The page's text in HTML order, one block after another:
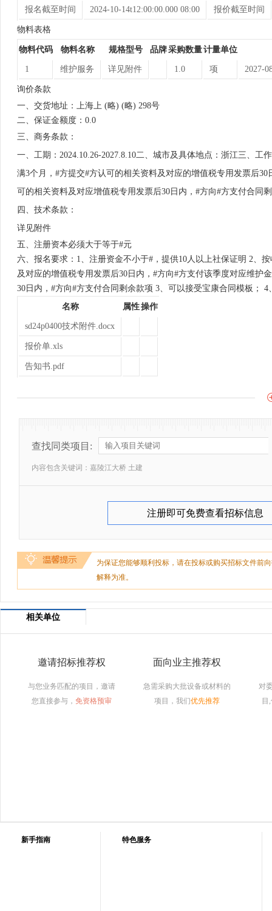
报名截至时间 2024-10-14t12:00:00.000 08:00 报价截至时间
物料表格
物料代码 物料名称 规格型号 品牌采购数量计量单位
1 维护服务 详见附件 1.0 项 2027-
询价条款
一、交货地址：上海上 (略) (略) 298号
二、保证金额度：0.0
三、商务条款：
一、工期：2024.10.26-2027.8.10二、城市及具体地点：浙江三、
满3个月，#方提交#方认可的相关资料及对应的增值税专用发票后
可的相关资料及对应增值税专用发票后30日内，#方向#方支付合同
四、技术条款：
详见附件
五、注册资本必须大于等于#元
六、报名要求：1、注册资金不小于#，提供10人以上社保证明 2、
及对应的增值税专用发票后30日内，#方向#方支付该季度对应维护
30日内，#方向#方支付合同剩余款项 3、可以接受宝康合同模板； 4
名称
属性操作
sd24p0400技术附件.docx
报价单.xls
告知书.pdf
查找同类项目:
内容包含关键词： 嘉陵江大桥 土建
注册即可免费查看招标信息
为保证您能够顺利投标，请在投标或购买招标文件前
解释为准。
相关单位
邀请招标推荐权
与您业务匹配的项目，邀请
您直接参与， 免资格预审
面向业主推荐权
急需采购大批设备或材料的
项目，我们优先推荐
对
目
新手指南 特色服务